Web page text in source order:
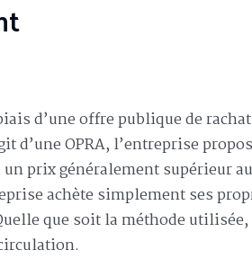
d’une offre publique de rachat
d’une OPRA, l’entreprise
prix généralement supérieur au
achète simplement ses
que soit la méthode utilisée,